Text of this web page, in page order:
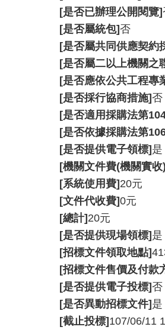
[是否已辦理公開閱覽]
[是否屬統包]否
[是否屬共同供應契約
[是否屬二以上機關之
[是否應依公共工程專
[是否採行協商措施]否
[是否適用採購法第
[是否依據採購法第
[是否提供電子領標] 是
[機關文件費(機關實收
[系統使用費] 20元
[文件代收費]0元
[總計] 20元
[是否提供現場領標] 是
[招標文件領取地點]
[招標文件售價及付款
[是否提供電子投標]否
[是否異動招標文件] 是
[截止投標] 107/06/11